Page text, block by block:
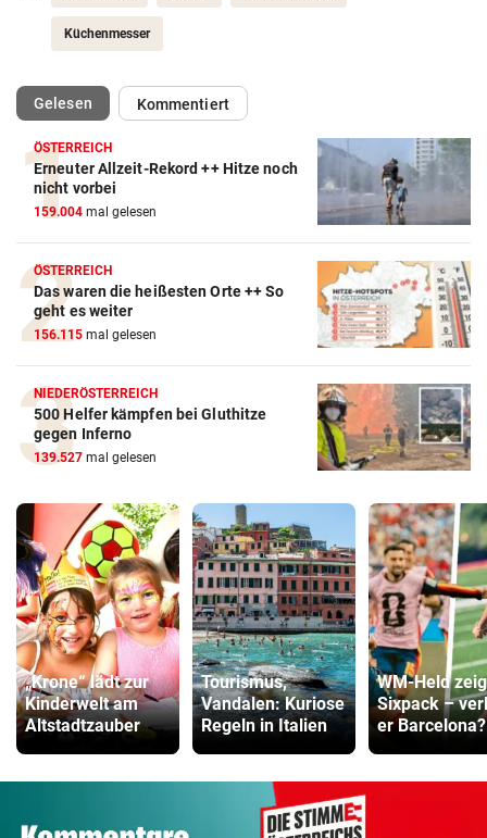
Küchenmesser
Gelesen(ausgewählt)Kommentiert
ÖSTERREICH
Erneuter Allzeit-Rekord ++ Hitze noch
nicht vorbei
159.004 mal gelesen
ÖSTERREICH
Das waren die heißesten Orte ++ So
geht es weiter
156.115 mal gelesen
NIEDERÖSTERREICH
500 Helfer kämpfen bei Gluthitze
gegen Inferno
139.527 mal gelesen
„Krone“ lädt zur
Kinderwelt am
Altstadtzauber
Tourismus,
Vandalen: Kuriose
Regeln in Italien
WM-Held
Sixpack –
er Barcelona?